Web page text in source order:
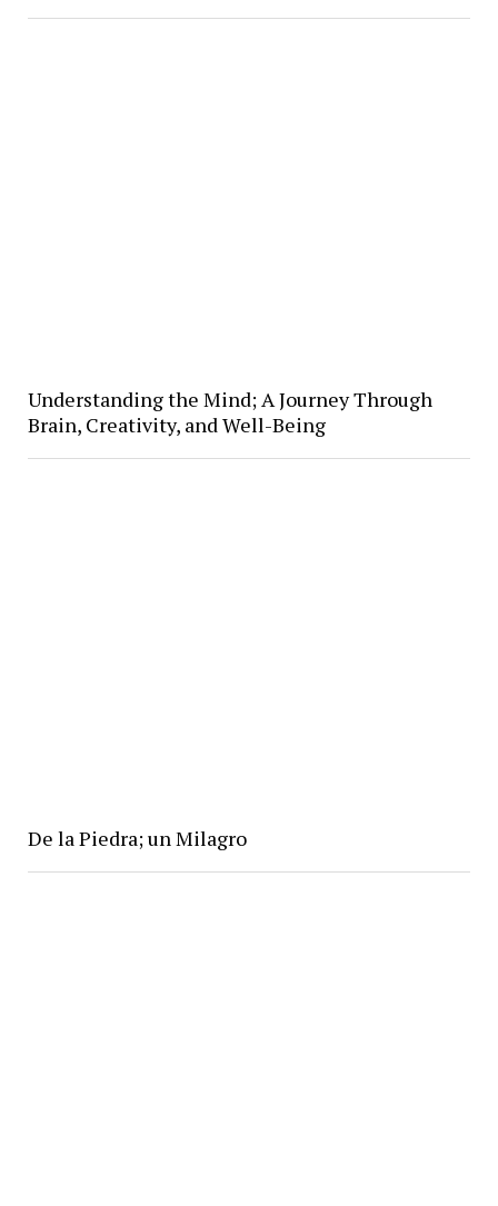
Understanding the Mind; A Journey Through
Brain, Creativity, and Well-Being
De la Piedra; un Milagro